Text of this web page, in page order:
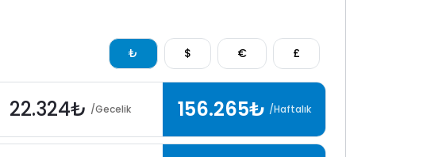
₺ $ € £
22.324₺ /Gecelik 156.265₺ /Haftalık